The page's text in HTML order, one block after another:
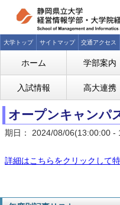
大学トップ サイトマップ 交通アクセス
ホーム 学部案内
入試情報 高大連携
オープンキャンパ
期日： 2024/08/06(13:00:00 -
詳細はこちらをクリックして